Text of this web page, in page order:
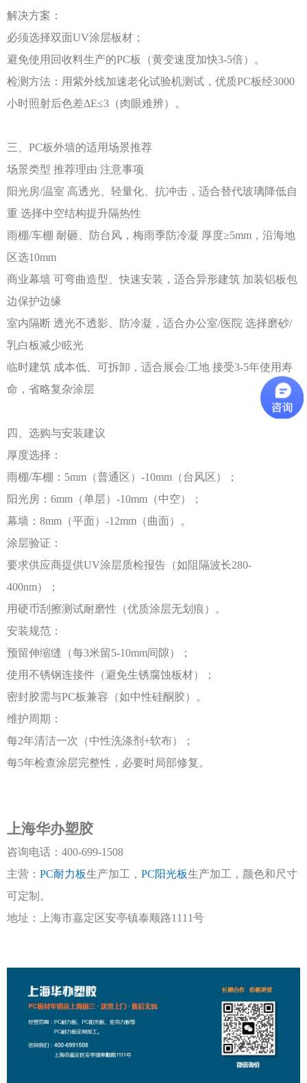
解决方案：
必须选择双面UV涂层板材；
避免使用回收料生产的PC板（黄变速度加快3-5倍）。
检测方法：用紫外线加速老化试验机测试，优质PC板经3000
小时照射后色差ΔE≤3（肉眼难辨）。
三、 PC板外墙的适用场景推荐
场景类型 推荐理由 注意事项
阳光房/温室 高透光、轻量化、抗冲击，适合替代玻璃降低自
重 选择中空结构提升隔热性
雨棚/车棚 耐砸、防台风，梅雨季防冷凝 厚度≥5mm，沿海地
区选10mm
商业幕墙 可弯曲造型、快速安装，适合异形建筑 加装铝板包
边保护边缘
室内隔断 透光不透影、防冷凝，适合办公室/医院 选择磨砂/
乳白板减少眩光
临时建筑 成本低、可拆卸，适合展会/工地 接受3-5年使用寿
命，省略复杂涂层
四、选购与安装建议
厚度选择：
雨棚/车棚：5mm（普通区）-10mm（台风区）；
阳光房： 6mm（单层）-10mm（中空）；
幕墙： 8mm（平面）-12mm（曲面）。
涂层验证：
要求供应商提供UV涂层质检报告（如阻隔波长280-
400nm）；
用硬币刮擦测试耐磨性（优质涂层无划痕）。
安装规范：
预留伸缩缝（每3米留5-10mm间隙）；
使用不锈钢连接件（避免生锈腐蚀板材）；
密封胶需与PC板兼容（如中性硅酮胶）。
维护周期：
每2年清洁一次（中性洗涤剂+软布）；
每5年检查涂层完整性，必要时局部修复。
上海华办塑胶
咨询电话： 400-699-1508
主营： PC耐力板生产加工， PC阳光板生产加工，颜色和尺寸
可定制。
地址：上海市嘉定区安亭镇泰顺路1111号